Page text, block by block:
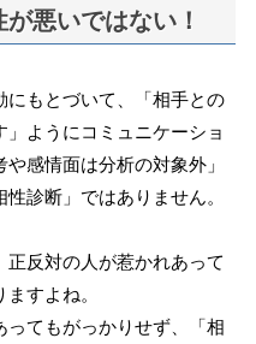
悪いではない！
にもとづいて、「相手との
ようにコミュニケーショ
感情面は分析の対象外」
診断」ではありません。
反対の人が惹かれあって
すよね。
てもがっかりせず、「相